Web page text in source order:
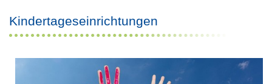
Kindertageseinrichtungen